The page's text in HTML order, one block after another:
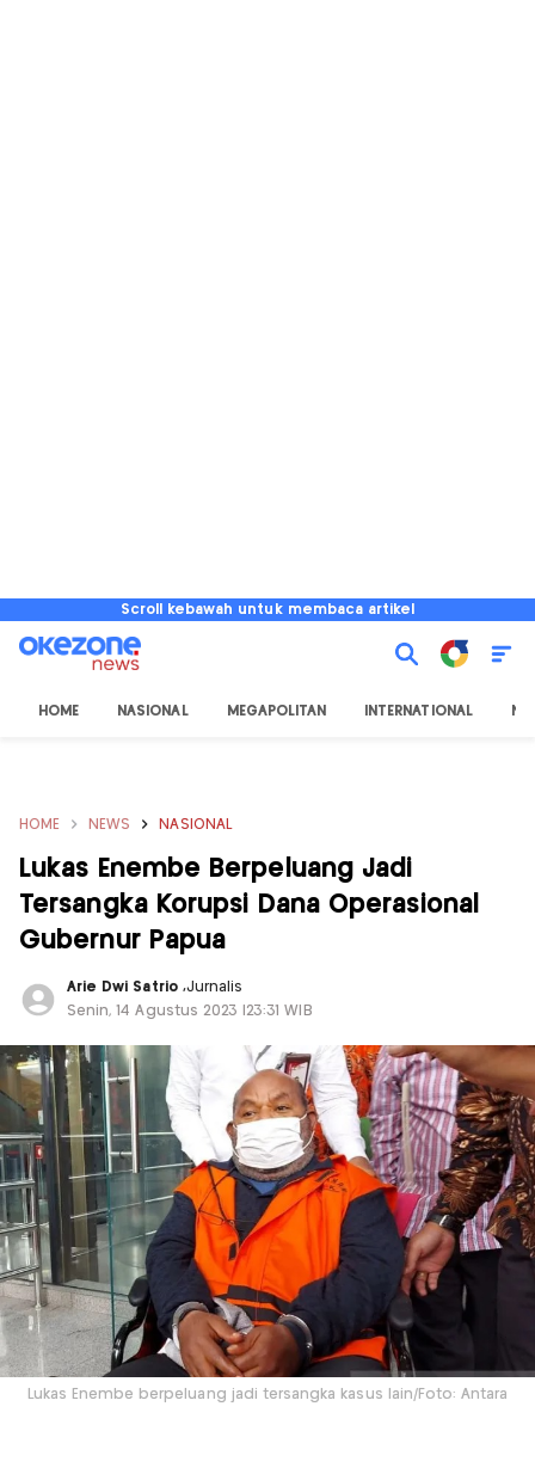
Scroll kebawah untuk membaca artikel
HOME NASIONAL MEGAPOLITAN INTERNATIONAL
HOME NEWS NASIONAL
Lukas Enembe Berpeluang Jadi
Tersangka Korupsi Dana Operasional
Gubernur Papua
Arie Dwi Satrio ,Jurnalis
Senin, 14 Agustus 2023 |23:31 WIB
Lukas Enembe berpeluang jadi tersangka kasus lain/Foto: Antara